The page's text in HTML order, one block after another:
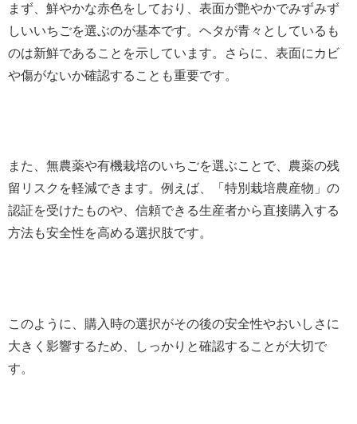
まず、鮮やかな赤色をしており、表面が艶やかでみずみず
しいいちごを選ぶのが基本です。ヘタが青々としているも
のは新鮮であることを示しています。さらに、表面にカビ
や傷がないか確認することも重要です。
また、無農薬や有機栽培のいちごを選ぶことで、農薬の残
留リスクを軽減できます。例えば、「特別栽培農産物」の
認証を受けたものや、信頼できる生産者から直接購入する
方法も安全性を高める選択肢です。
このように、購入時の選択がその後の安全性やおいしさに
大きく影響するため、しっかりと確認することが大切で
す。